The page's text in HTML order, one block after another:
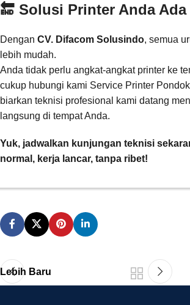
🔚 Solusi Printer Anda
Dengan CV. Difacom Solusindo, semua
lebih mudah.
Anda tidak perlu angkat-angkat printer ke
cukup hubungi kami Service Printer
biarkan teknisi profesional kami datang
langsung di tempat Anda.
Yuk, jadwalkan kunjungan teknisi
normal, kerja lancar, tanpa ribet!
Lebih Baru